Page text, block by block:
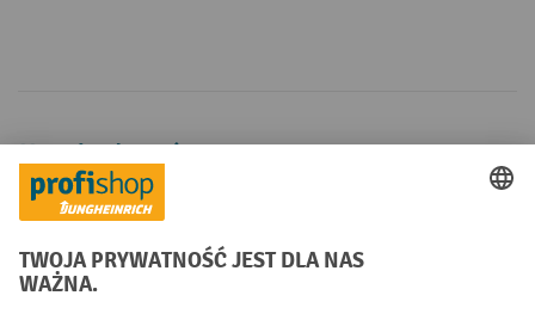
Metody płatności
Creditcard (Master)Creditcard (Visa)
Factura Przedpłata